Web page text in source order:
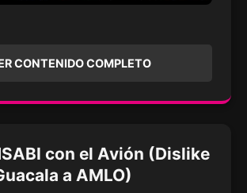
CONTENIDO COMPLETO
con el Avión (Dislike
a AMLO)